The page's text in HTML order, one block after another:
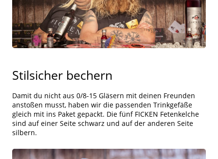
Stilsicher bechern
Damit du nicht aus 0/8-15 Gläsern mit deinen Freunden
anstoßen musst, haben wir die passenden Trinkgefäße
gleich mit ins Paket gepackt. Die fünf FICKEN Fetenkelche
sind auf einer Seite schwarz und auf der anderen Seite
silbern.